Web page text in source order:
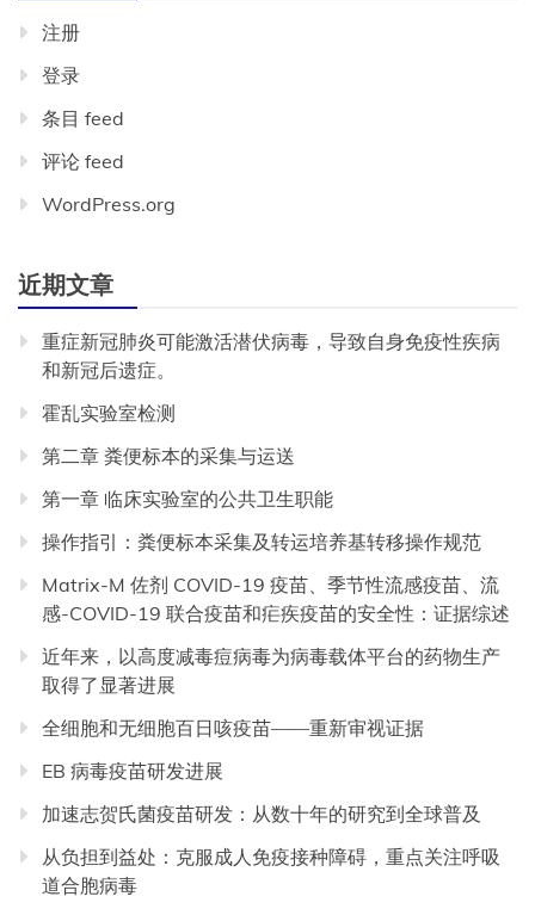
注册
登录
条目 feed
评论 feed
WordPress.org
近期文章
重症新冠肺炎可能激活潜伏病毒，导致自身免疫性疾病
和新冠后遗症。
霍乱实验室检测
第二章 粪便标本的采集与运送
第一章 临床实验室的公共卫生职能
操作指引：粪便标本采集及转运培养基转移操作规范
Matrix-M 佐剂 COVID-19 疫苗、季节性流感疫苗、流
感-COVID-19 联合疫苗和疟疾疫苗的安全性：证据综述
近年来，以高度减毒痘病毒为病毒载体平台的药物生产
取得了显著进展
全细胞和无细胞百日咳疫苗——重新审视证据
EB 病毒疫苗研发进展
加速志贺氏菌疫苗研发：从数十年的研究到全球普及
从负担到益处：克服成人免疫接种障碍，重点关注呼吸
道合胞病毒